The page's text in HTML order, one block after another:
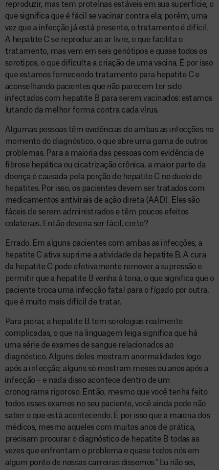
reproduzir, mas tem proteínas estáveis em sua superfície, o
que significa que é fácil se vacinar contra ela; porém, uma
vez que a infecção já está presente, o tratamento é difícil.
A hepatite C se reproduz ao ar livre, o que facilita o
tratamento, mas vem em seis genótipos e quase todos os
sorotipos, o que dificulta a criação de uma vacina. É por isso
que estamos fornecendo tratamento para hepatite C e
aconselhando pacientes que não parecem ter sido
infectados com hepatite B para serem vacinados: estamos
lutando da melhor forma contra cada vírus.
Algumas pessoas têm evidências de ambas as infecções no
momento do diagnóstico, o que abre uma gama de outros
problemas. Para a maioria das pessoas com evidência de
fibrose hepática ou cicatrização crônica, a maior parte da
doença é causada pela porção de hepatite C no duelo de
hepatites. Por isso, os pacientes devem ser tratados com
medicamentos antivirais de ação direta (AAD). Eles são
fáceis de serem administrados e têm poucos efeitos
colaterais. Então deveria ser fácil, certo?
Errado. Em alguns pacientes com ambas as infecções, a
hepatite C ativa suprime a atividade da hepatite B. A cura
da hepatite C pode efetivamente remover a supressão e
permitir que a hepatite B venha à tona, o que significa que o
paciente troca uma infecção fatal para o fígado por outra,
que é muito mais difícil de tratar.
Para piorar, a hepatite B tem sorologias realmente
complicadas, o que na linguagem leiga significa que há
uma série de exames de sangue relacionados ao
diagnóstico. Alguns deles mostram anormalidades logo
após a infecção; alguns só mostram meses ou anos após a
infecção – e nada disso acontece dentro de um
cronograma rigoroso. Então, mesmo que você tenha feito
todos esses exames no seu paciente, você ainda pode não
saber o que está acontecendo. É por isso que a maioria dos
médicos, mesmo aqueles com muitos anos de prática,
precisam procurar o diagnóstico de hepatite B todas as
vezes que enfrentam o problema e quase todos nós em
algum ponto de nossas carreiras dissemos "Eu não sei,